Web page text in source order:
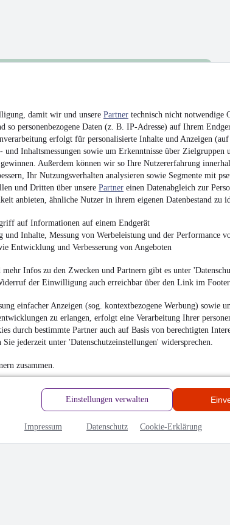
damit wir und unsere Partner technisch nicht notwendige
so personenbezogene Daten (z. B. IP-Adresse) auf Ihrem
erfolgt für personalisierte Inhalte und Anzeigen
und Inhaltsmessungen sowie um Erkenntnisse über Zielgruppen
Außerdem können wir so Ihre Nutzererfahrung
Ihr Nutzungsverhalten analysieren sowie Segmente mit
und Dritten über unsere Partner einen Datenabgleich zur
anbieten, ähnliche Nutzer in ihrem eigenen Datenbestand zu
auf Informationen auf einem Endgerät
und Inhalte, Messung von Werbeleistung und der Performance
Entwicklung und Verbesserung von Angeboten
Infos zu den Zwecken und Partnern gibt es unter
der Einwilligung auch erreichbar über den Link im Footer.
einfacher Anzeigen (sog. kontextbezogene Werbung) sowie
zu erlangen, erfolgt eine Verarbeitung Ihrer
durch bestimmte Partner auch auf Basis von berechtigten
jederzeit unter 'Datenschutzeinstellungen' widersprechen.
zusammen.
Einstellungen verwalten
Impressum Datenschutz Cookie-Erklärung